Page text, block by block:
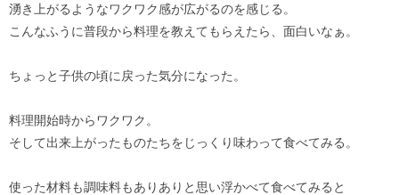
湧き上がるようなワクワク感が広がるのを感じる。
こんなふうに普段から料理を教えてもらえたら、面白いなぁ。
ちょっと子供の頃に戻った気分になった。
料理開始時からワクワク。
そして出来上がったものたちをじっくり味わって食べてみる。
使った材料も調味料もありありと思い浮かべて食べてみると